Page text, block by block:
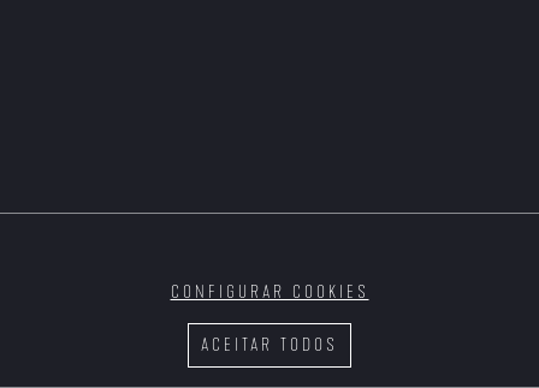
ACEITAR TODOS
CONFIGURAR COOKIES